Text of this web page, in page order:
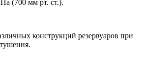
(700 мм рт. ст.).
конструкций резервуаров при